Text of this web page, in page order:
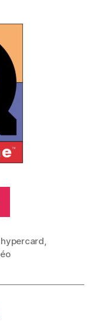
de
siècle »
hypercard